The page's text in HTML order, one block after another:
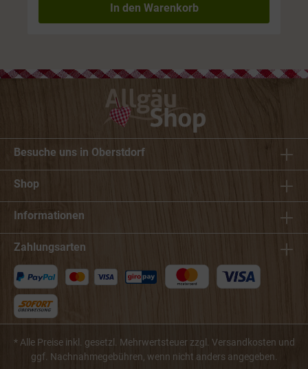
In den Warenkorb
Besuche uns in Oberstdorf
Shop
Informationen
Zahlungsarten
* Alle Preise inkl. gesetzl. Mehrwertsteuer zzgl. Versandkosten und
ggf. Nachnahmegebühren, wenn nicht anders angegeben.